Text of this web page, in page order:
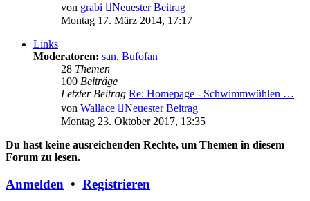
von grabi
Neuester Beitrag
Montag 17. März 2014, 17:17
Links
Moderatoren: san, Bufofan
28 Themen
100 Beiträge
Letzter Beitrag Re: Homepage - Schwimmwühlen …
von Wallace
Neuester Beitrag
Montag 23. Oktober 2017, 13:35
Du hast keine ausreichenden Rechte, um Themen in diesem
Forum zu lesen.
Anmelden • Registrieren